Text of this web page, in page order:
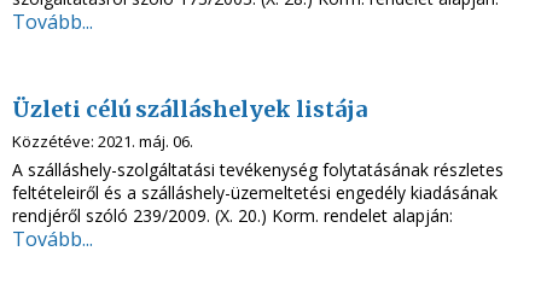
Tovább...
Üzleti célú szálláshelyek listája
Közzétéve: 2021. máj. 06.
A szálláshely-szolgáltatási tevékenység folytatásának részletes
feltételeiről és a szálláshely-üzemeltetési engedély kiadásának
rendjéről szóló 239/2009. (X. 20.) Korm. rendelet alapján:
Tovább...